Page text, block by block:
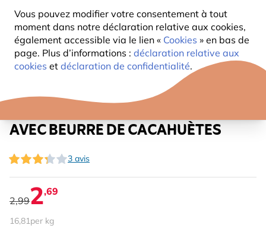
Vous pouvez modifier votre consentement à tout
moment dans notre déclaration relative aux cookies,
également accessible via le lien « Cookies » en bas de
page. Plus d’informations : déclaration relative aux
cookies et déclaration de confidentialité.
NOIX DE COCO HI ENERGY
AVEC BEURRE DE CACAHUÈTES
3 avis
2,992,69
16,81per kg